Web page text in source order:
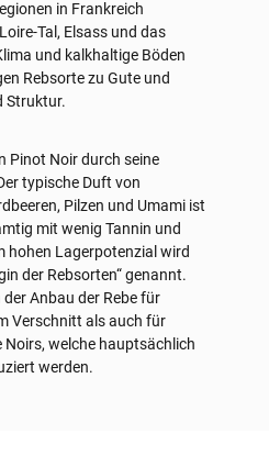
in Frankreich
Tal, Elsass und das
und kalkhaltige Böden
Rebsorte zu Gute und
Struktur.
Pinot Noir durch seine
typische Duft von
Pilzen und Umami ist
mit wenig Tannin und
hohen Lagerpotenzial wird
der Rebsorten“ genannt.
Anbau der Rebe für
Verschnitt als auch für
Noirs, welche hauptsächlich
werden.